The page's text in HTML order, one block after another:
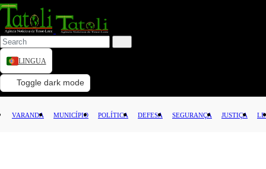
VARANDA
LINGUA
Toggle dark mode
VARANDA MUNICÍPIO POLÍTICA DEFESA SEGURANÇA JUSTIÇA